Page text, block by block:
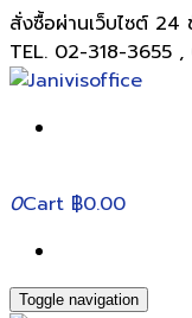
สั่งซื้อผ่านเว็บไซต์ 24
TEL. 02-318-3655
0Cart ฿0.00
Toggle navigation